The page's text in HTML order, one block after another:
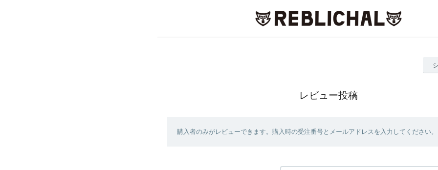
レビュー投稿
購入者のみがレビューできます。購入時の受注番号とメールアドレスを入力してください。